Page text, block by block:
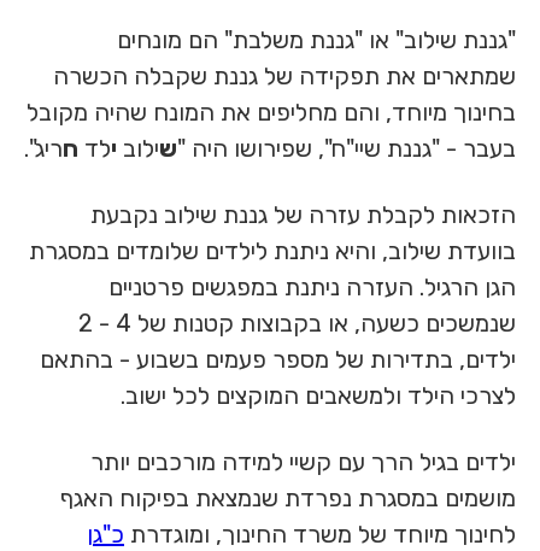
"גננת שילוב" או "גננת משלבת" הם מונחים
שמתארים את תפקידה של גננת שקבלה הכשרה
בחינוך מיוחד, והם מחליפים את המונח שהיה מקובל
בעבר - "גננת שיי"ח", שפירושו היה "שילוב ילד חריג".
הזכאות לקבלת עזרה של גננת שילוב נקבעת
בוועדת שילוב, והיא ניתנת לילדים שלומדים במסגרת
הגן הרגיל. העזרה ניתנת במפגשים פרטניים
שנמשכים כשעה, או בקבוצות קטנות של 4 - 2
ילדים, בתדירות של מספר פעמים בשבוע - בהתאם
לצרכי הילד ולמשאבים המוקצים לכל ישוב.
ילדים בגיל הרך עם קשיי למידה מורכבים יותר
מושמים במסגרת נפרדת שנמצאת בפיקוח האגף
לחינוך מיוחד של משרד החינוך, ומוגדרת כ"גן